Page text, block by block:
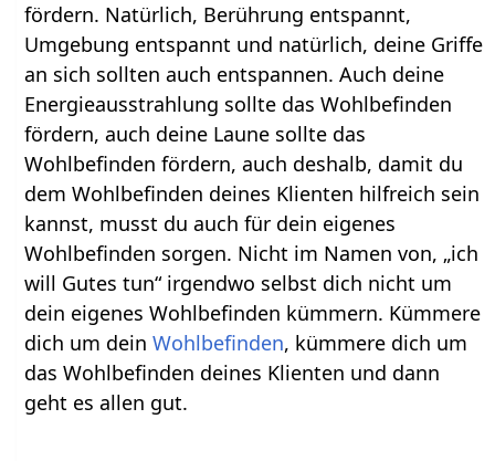
fördern. Natürlich, Berührung entspannt,
Umgebung entspannt und natürlich, deine Griffe
an sich sollten auch entspannen. Auch deine
Energieausstrahlung sollte das Wohlbefinden
fördern, auch deine Laune sollte das
Wohlbefinden fördern, auch deshalb, damit du
dem Wohlbefinden deines Klienten hilfreich sein
kannst, musst du auch für dein eigenes
Wohlbefinden sorgen. Nicht im Namen von, „ich
will Gutes tun“ irgendwo selbst dich nicht um
dein eigenes Wohlbefinden kümmern. Kümmere
dich um deinWohlbefinden, kümmere dich um
das Wohlbefinden deines Klienten und dann
geht es allen gut.